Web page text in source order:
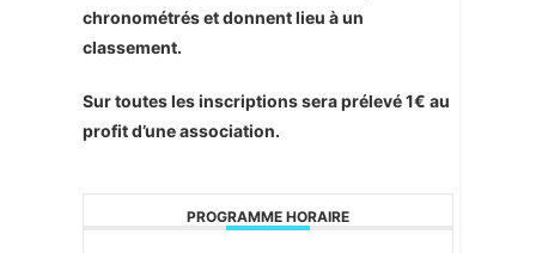
chronométrés et donnent lieu à un
classement.
Sur toutes les inscriptions sera prélevé 1€ au
profit d’une association.
PROGRAMME HORAIRE